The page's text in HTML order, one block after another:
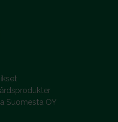
Suomesta OY